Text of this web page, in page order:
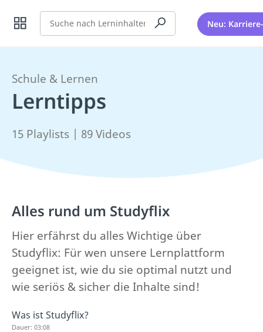
Suche Neu:
Schule & Lernen
Lerntipps
15 Playlists | 89 Videos
Alles rund um Studyflix
Hier erfährst du alles Wichtige über
Studyflix: Für wen unsere Lernplattform
geeignet ist, wie du sie optimal nutzt und
wie seriös & sicher die Inhalte sind!
Was ist Studyflix?
Dauer: 03:08